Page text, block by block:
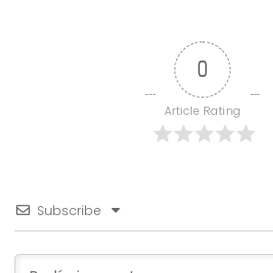
0
Article Rating
Subscribe